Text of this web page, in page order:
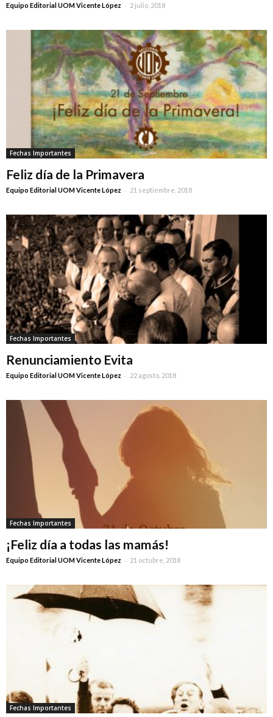
Equipo Editorial UOM Vicente López - 2 julio, 2018
Fechas Importantes
Feliz día de la Primavera
Equipo Editorial UOM Vicente López - 21 septiembre, 2018
Fechas Importantes
Renunciamiento Evita
Equipo Editorial UOM Vicente López - 22 agosto, 2018
Fechas Importantes
¡Feliz día a todas las mamás!
Equipo Editorial UOM Vicente López - 21 octubre, 2018
Fechas Importantes